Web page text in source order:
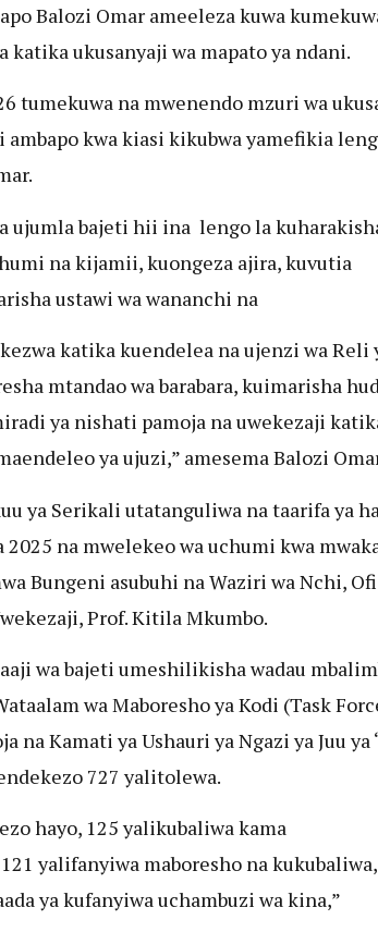
Balozi Omar ameeleza kuwa
katika ukusanyaji wa mapato ya ndani.
tumekuwa na mwenendo mzuri wa
ambapo kwa kiasi kikubwa yamefikia
ujumla bajeti hii ina lengo la
na kijamii, kuongeza ajira, kuvutia
ustawi wa wananchi na
katika kuendelea na ujenzi wa Reli
mtandao wa barabara, kuimarisha
ya nishati pamoja na uwekezaji
ya ujuzi,” amesema Balozi
ya Serikali utatanguliwa na taarifa ya
na mwelekeo wa uchumi kwa
Bungeni asubuhi na Waziri wa Nchi,
Prof. Kitila Mkumbo.
wa bajeti umeshilikisha wadau
wa Maboresho ya Kodi (Task
na Kamati ya Ushauri ya Ngazi ya Juu ya
727 yalitolewa.
hayo, 125 yalikubaliwa kama
yalifanyiwa maboresho na
ya kufanyiwa uchambuzi wa kina,”